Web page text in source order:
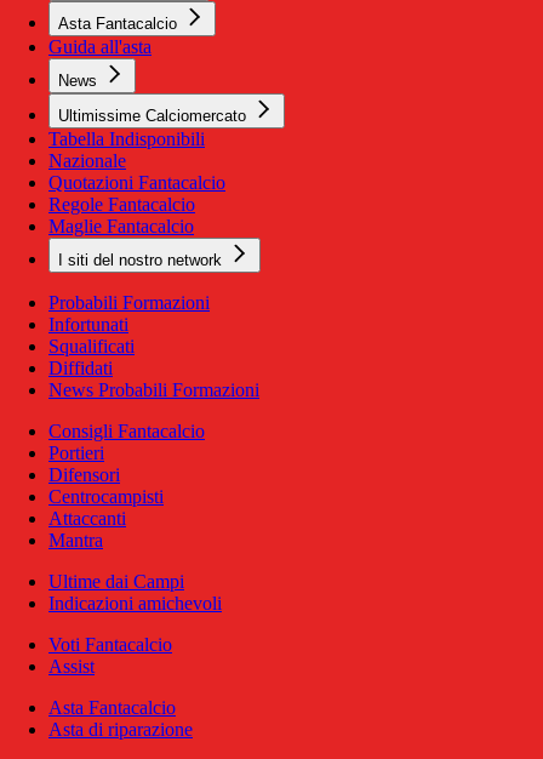
Asta Fantacalcio
Guida all'asta
News
Ultimissime Calciomercato
Tabella Indisponibili
Nazionale
Quotazioni Fantacalcio
Regole Fantacalcio
Maglie Fantacalcio
I siti del nostro network
Probabili Formazioni
Infortunati
Squalificati
Diffidati
News Probabili Formazioni
Consigli Fantacalcio
Portieri
Difensori
Centrocampisti
Attaccanti
Mantra
Ultime dai Campi
Indicazioni amichevoli
Voti Fantacalcio
Assist
Asta Fantacalcio
Asta di riparazione